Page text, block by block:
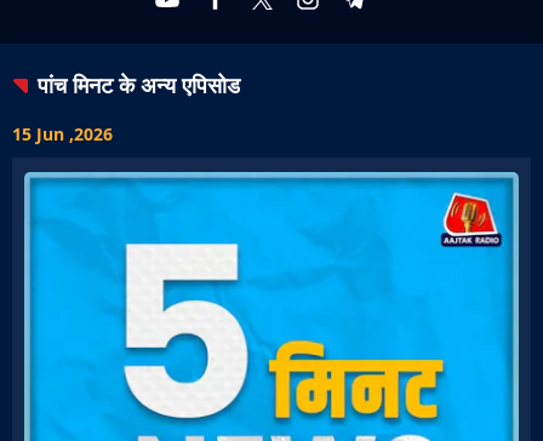
पांच मिनटके अन्य एपिसोड
15 Jun ,2026